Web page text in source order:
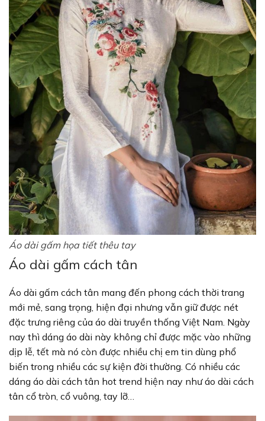
Áo dài gấm họa tiết thêu tay
Áo dài gấm cách tân
Áo dài gấm cách tân mang đến phong cách thời trang
mới mẻ, sang trọng, hiện đại nhưng vẫn giữ được nét
đặc trưng riêng của áo dài truyền thống Việt Nam. Ngày
nay thì dáng áo dài này không chỉ được mặc vào những
dịp lễ, tết mà nó còn được nhiều chị em tin dùng phổ
biến trong nhiều các sự kiện đời thường. Có nhiều các
dáng áo dài cách tân hot trend hiện nay như áo dài cách
tân cổ tròn, cổ vuông, tay lỡ…